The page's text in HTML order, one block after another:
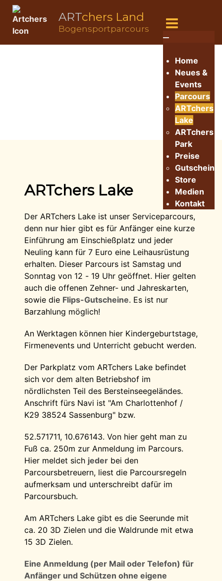
ARTchers Land
Bogensportparcours
Home
Neues &
Events
Parcours
ARTchers
Lake
ARTchers
Park
Preise
Gutschein
Store
Medien
Kontakt
ARTchers Lake
Der ARTchers Lake ist unser Serviceparcours,
denn nur hier gibt es für Anfänger eine kurze
Einführung am Einschießplatz und jeder
Neuling kann für 7 Euro eine Leihausrüstung
erhalten. Dieser Parcours ist Samstag und
Sonntag von 12 - 19 Uhr geöffnet. Hier gelten
auch die offenen Zehner- und Jahreskarten,
sowie die Flips-Gutscheine. Es ist nur
Barzahlung möglich!
An Werktagen können hier Kindergeburtstage,
Firmenevents und Unterricht gebucht werden.
Der Parkplatz vom ARTchers Lake befindet
sich vor dem alten Betriebshof im
nördlichsten Teil des Bersteinseegeländes.
Anschrift fürs Navi ist "Am Charlottenhof /
K29 38524 Sassenburg" bzw.
52.571711, 10.676143. Von hier geht man zu
Fuß ca. 250m zur Anmeldung im Parcours.
Hier meldet sich jeder bei den
Parcoursbetreuern, liest die Parcoursregeln
aufmerksam und unterschreibt dafür im
Parcoursbuch.
Am ARTchers Lake gibt es die Seerunde mit
ca. 20 3D Zielen und die Waldrunde mit etwa
15 3D Zielen.
Eine Anmeldung (per Mail oder Telefon) für
Anfänger und Schützen ohne eigene